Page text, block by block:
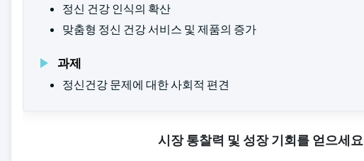
정신 건강 인식의 확산
맞춤형 정신 건강 서비스 및 제품의 증가
과제
정신건강 문제에 대한 사회적 편견
시장 통찰력 및 성장 기회를 얻으세요